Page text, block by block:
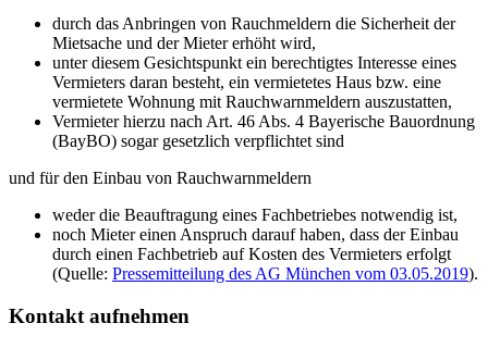
durch das Anbringen von Rauchmeldern die Sicherheit der
Mietsache und der Mieter erhöht wird,
unter diesem Gesichtspunkt ein berechtigtes Interesse eines
Vermieters daran besteht, ein vermietetes Haus bzw. eine
vermietete Wohnung mit Rauchwarnmeldern auszustatten,
Vermieter hierzu nach Art. 46 Abs. 4 Bayerische Bauordnung
(BayBO) sogar gesetzlich verpflichtet sind
und für den Einbau von Rauchwarnmeldern
weder die Beauftragung eines Fachbetriebes notwendig ist,
noch Mieter einen Anspruch darauf haben, dass der Einbau
durch einen Fachbetrieb auf Kosten des Vermieters erfolgt
(Quelle: Pressemitteilung des AG München vom 03.05.2019).
Kontakt aufnehmen